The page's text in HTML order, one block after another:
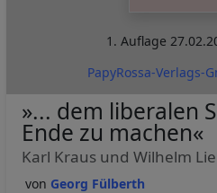
1. Auflage
PapyRossa-Verlags-
Georg Fülberth
»... dem liberalen
Ende zu machen«
Karl Kraus und Wilhelm